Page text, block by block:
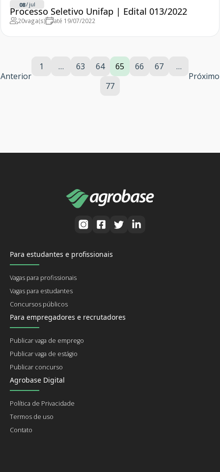
08/ jul
Processo Seletivo Unifap | Edital 013/2022
20vaga(s) até 19/07/2022
Anterior
1 … 63 64 65 66 67
…
77
Próximo
Para estudantes e profissionais
Vagas para profissionais
Vagas para estudantes
Concursos públicos
Para empregadores e recrutadores
Publicar vaga de emprego
Publicar vaga de estágio
Publicar concurso
Agrobase Digital
Política de Privacidade
Termos de uso
Contato